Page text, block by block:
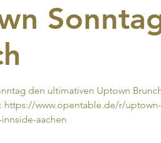
den ultimativen Uptown
https://www.opentable.de/r/
aachen